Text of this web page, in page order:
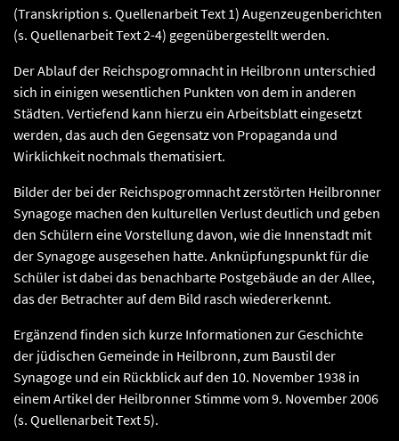
(Transkription s. Quellenarbeit Text 1) Augenzeugenberichten
(s. Quellenarbeit Text 2-4) gegenübergestellt werden.
Der Ablauf der Reichspogromnacht in Heilbronn unterschied
sich in einigen wesentlichen Punkten von dem in anderen
Städten. Vertiefend kann hierzu ein Arbeitsblatt eingesetzt
werden, das auch den Gegensatz von Propaganda und
Wirklichkeit nochmals thematisiert.
Bilder der bei der Reichspogromnacht zerstörten Heilbronner
Synagoge machen den kulturellen Verlust deutlich und geben
den Schülern eine Vorstellung davon, wie die Innenstadt mit
der Synagoge ausgesehen hatte. Anknüpfungspunkt für die
Schüler ist dabei das benachbarte Postgebäude an der Allee,
das der Betrachter auf dem Bild rasch wiedererkennt.
Ergänzend finden sich kurze Informationen zur Geschichte
der jüdischen Gemeinde in Heilbronn, zum Baustil der
Synagoge und ein Rückblick auf den 10. November 1938 in
einem Artikel der Heilbronner Stimme vom 9. November 2006
(s. Quellenarbeit Text 5).